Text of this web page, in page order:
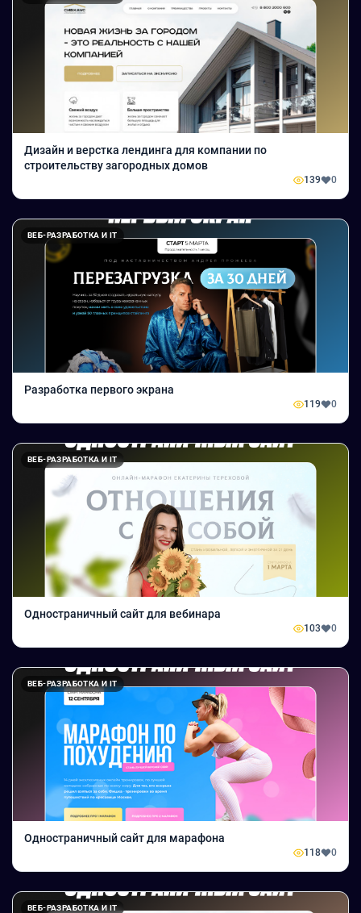
Дизайн и верстка лендинга для компании по
строительству загородных домов
139 0
ВЕБ-РАЗРАБОТКА И IT
Разработка первого экрана
119 0
ВЕБ-РАЗРАБОТКА И IT
Одностраничный сайт для вебинара
103 0
ВЕБ-РАЗРАБОТКА И IT
Одностраничный сайт для марафона
118 0
ВЕБ-РАЗРАБОТКА И IT